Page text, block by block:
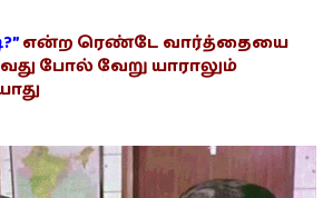
என்ற ரெண்டே வார்த்தையை
போல் வேறு யாராலும்